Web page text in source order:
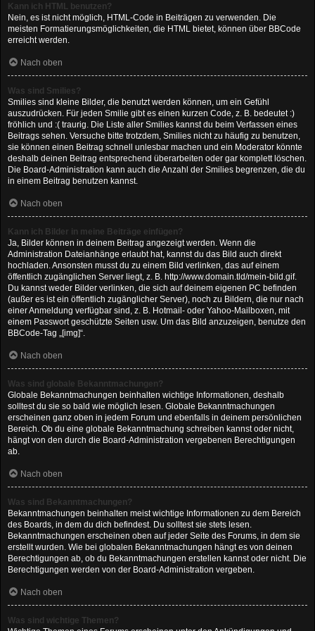
Kann ich HTML benutzen?
Nein, es ist nicht möglich, HTML-Code in Beiträgen zu verwenden. Die
meisten Formatierungsmöglichkeiten, die HTML bietet, können über BBCode
erreicht werden.
Nach oben
Was sind Smilies?
Smilies sind kleine Bilder, die benutzt werden können, um ein Gefühl
auszudrücken. Für jeden Smilie gibt es einen kurzen Code, z. B. bedeutet :)
fröhlich und :( traurig. Die Liste aller Smilies kannst du beim Verfassen eines
Beitrags sehen. Versuche bitte trotzdem, Smilies nicht zu häufig zu benutzen,
sie können einen Beitrag schnell unlesbar machen und ein Moderator könnte
deshalb deinen Beitrag entsprechend überarbeiten oder gar komplett löschen.
Die Board-Administration kann auch die Anzahl der Smilies begrenzen, die du
in einem Beitrag benutzen kannst.
Nach oben
Kann ich Bilder in meine Beiträge einfügen?
Ja, Bilder können in deinem Beitrag angezeigt werden. Wenn die
Administration Dateianhänge erlaubt hat, kannst du das Bild auch direkt
hochladen. Ansonsten musst du zu einem Bild verlinken, das auf einem
öffentlich zugänglichen Server liegt, z. B. http://www.domain.tld/mein-bild.gif.
Du kannst weder Bilder verlinken, die sich auf deinem eigenen PC befinden
(außer es ist ein öffentlich zugänglicher Server), noch zu Bildern, die nur nach
einer Anmeldung verfügbar sind, z. B. Hotmail- oder Yahoo-Mailboxen, mit
einem Passwort geschützte Seiten usw. Um das Bild anzuzeigen, benutze den
BBCode-Tag „[img]“.
Nach oben
Was sind globale Bekanntmachungen?
Globale Bekanntmachungen beinhalten wichtige Informationen, deshalb
solltest du sie so bald wie möglich lesen. Globale Bekanntmachungen
erscheinen ganz oben in jedem Forum und ebenfalls in deinem persönlichen
Bereich. Ob du eine globale Bekanntmachung schreiben kannst oder nicht,
hängt von den durch die Board-Administration vergebenen Berechtigungen
ab.
Nach oben
Was sind Bekanntmachungen?
Bekanntmachungen beinhalten meist wichtige Informationen zu dem Bereich
des Boards, in dem du dich befindest. Du solltest sie stets lesen.
Bekanntmachungen erscheinen oben auf jeder Seite des Forums, in dem sie
erstellt wurden. Wie bei globalen Bekanntmachungen hängt es von deinen
Berechtigungen ab, ob du Bekanntmachungen erstellen kannst oder nicht. Die
Berechtigungen werden von der Board-Administration vergeben.
Nach oben
Was sind wichtige Themen?